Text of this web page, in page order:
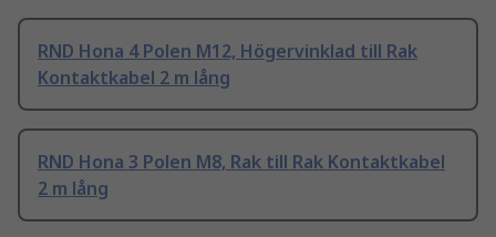
RND Hona 4 Polen M12, Högervinklad till Rak
Kontaktkabel 2 m lång
RND Hona 3 Polen M8, Rak till Rak Kontaktkabel
2 m lång